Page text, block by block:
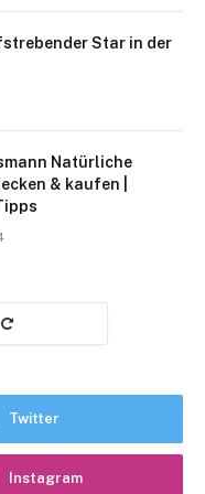
Star in der
Natürliche
& kaufen |
Twitter
Instagram